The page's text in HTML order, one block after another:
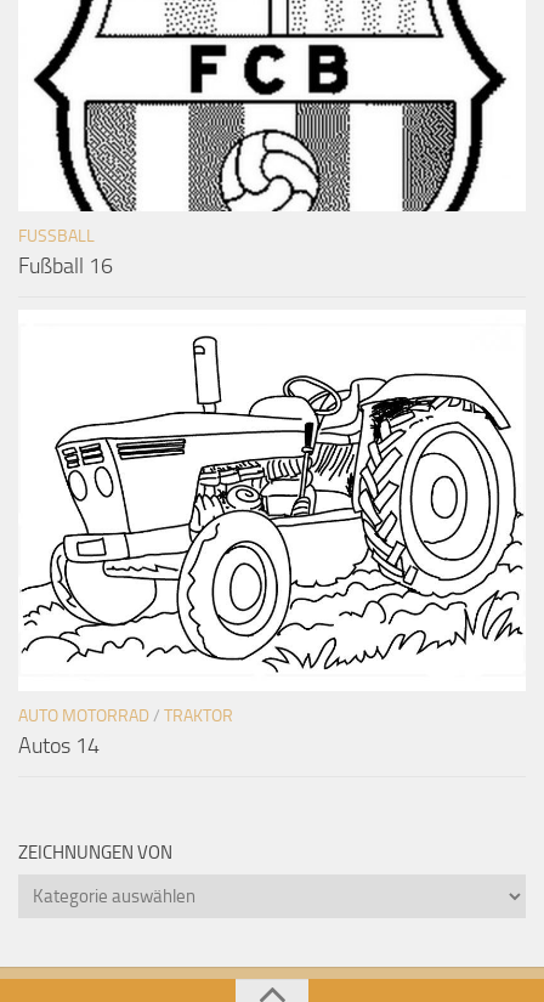
FUSSBALL
Fußball 16
AUTO MOTORRAD/ TRAKTOR
Autos 14
ZEICHNUNGEN VON
Zeichnungen